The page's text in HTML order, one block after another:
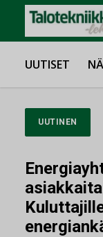
UUTISET
UUTINEN